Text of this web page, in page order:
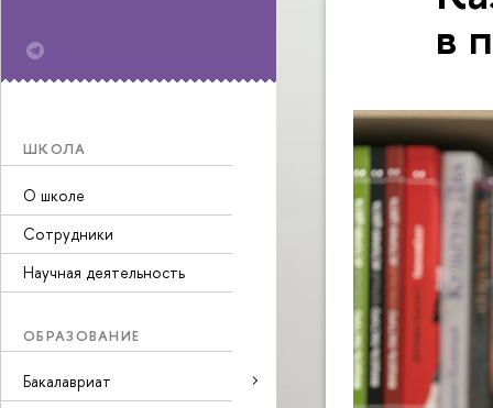
ШКОЛА
О школе
Сотрудники
Научная деятельность
ОБРАЗОВАНИЕ
Бакалавриат
в